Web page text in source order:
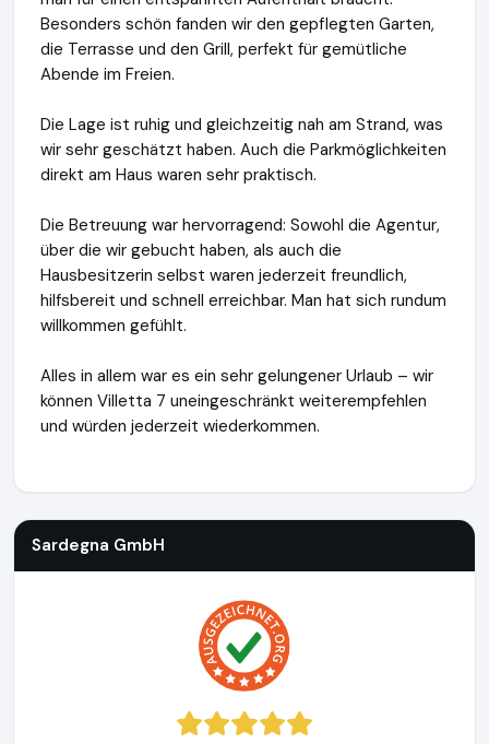
Besonders schön fanden wir den gepflegten Garten,
die Terrasse und den Grill, perfekt für gemütliche
Abende im Freien.
Die Lage ist ruhig und gleichzeitig nah am Strand, was
wir sehr geschätzt haben. Auch die Parkmöglichkeiten
direkt am Haus waren sehr praktisch.
Die Betreuung war hervorragend: Sowohl die Agentur,
über die wir gebucht haben, als auch die
Hausbesitzerin selbst waren jederzeit freundlich,
hilfsbereit und schnell erreichbar. Man hat sich rundum
willkommen gefühlt.
Alles in allem war es ein sehr gelungener Urlaub – wir
können Villetta 7 uneingeschränkt weiterempfehlen
und würden jederzeit wiederkommen.
Sardegna GmbH